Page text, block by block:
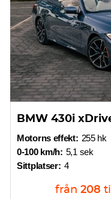
BMW 430i
Motorns effekt: 255 hk
0-100 km/h: 5,1 sek
Sittplatser: 4
från 208 till